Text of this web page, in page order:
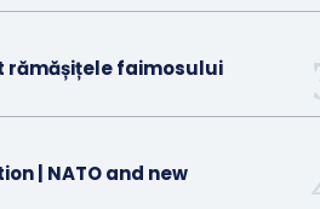
rămășițele faimosului
| NATO and new